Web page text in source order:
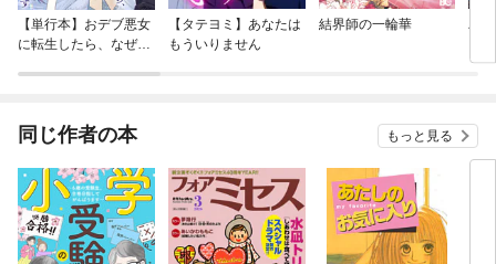
【単行本】おデブ悪女
に転生したら、なぜか
【タテヨミ】あなたは
もういりません
結界師の一輪華
バ
今
同じ作者の本 もっと見る